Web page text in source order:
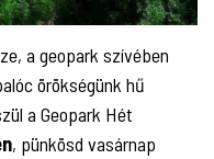
a geopark szívében
örökségünk hű
a Geopark Hét
, pünkösd vasárnap